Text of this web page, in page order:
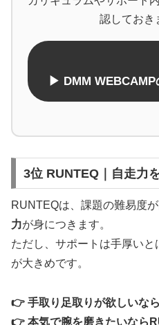
認しておき
▶ DMM WEBCAMP
3位 RUNTEQ｜自走力
RUNTEQは、課題の難易度が
力が身につきます。
ただし、サポートは手厚い
が大きめです。
👉 手取り足取りが欲しいな
👉 本気で腕を磨きたいなら